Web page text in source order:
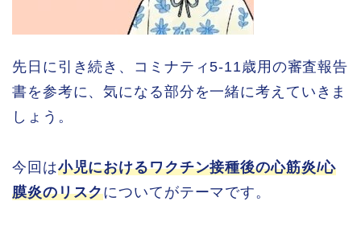
先日に引き続き、コミナティ5-11歳用の審査報告
書を参考に、気になる部分を一緒に考えていきま
しょう。
今回は小児におけるワクチン接種後の心筋炎/心
膜炎のリスクについてがテーマです。